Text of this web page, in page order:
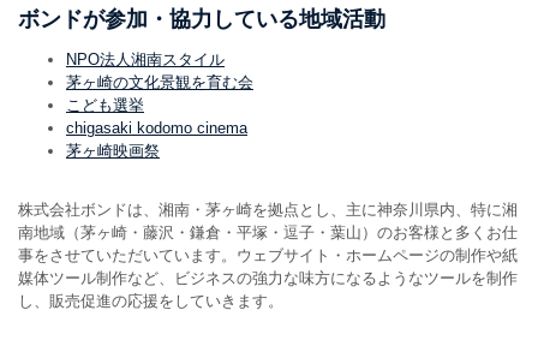
ボンドが参加・協力している地域活動
NPO法人湘南スタイル
茅ヶ崎の文化景観を育む会
こども選挙
chigasaki kodomo cinema
茅ヶ崎映画祭
株式会社ボンドは、湘南・茅ヶ崎を拠点とし、主に神奈川県内、特に湘
南地域（茅ヶ崎・藤沢・鎌倉・平塚・逗子・葉山）のお客様と多くお仕
事をさせていただいています。ウェブサイト・ホームページの制作や紙
媒体ツール制作など、ビジネスの強力な味方になるようなツールを制作
し、販売促進の応援をしていきます。